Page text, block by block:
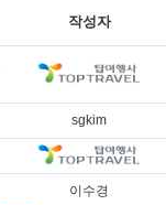
작성자
sgkim
이수경